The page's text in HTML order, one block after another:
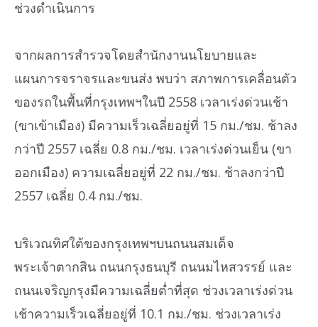
ช่วงดำเนินการ
จากผลการสำรวจโดยสำนักงานนโยบายและ
แผนการจราจรและขนส่ง พบว่า สภาพการเคลื่อนตัว
ของรถในพื้นที่กรุงเทพฯในปี 2558 เวลาเร่งด่วนเช้า
(ขาเข้าเมือง) มีความเร็วเฉลี่ยอยู่ที่ 15 กม./ชม. ช้าลง
กว่าปี 2557 เฉลี่ย 0.8 กม./ชม. เวลาเร่งด่วนเย็น (ขา
ออกเมือง) ความเฉลี่ยอยู่ที่ 22 กม./ชม. ช้าลงกว่าปี
2557 เฉลี่ย 0.4 กม./ชม.
บริเวณทิศใต้ของกรุงเทพฯบนถนนสมเด็จ
พระเจ้าตากสิน ถนนกรุงธนบุรี ถนนมไหสวรรย์ และ
ถนนเจริญกรุงมีความเฉลี่ยต่ำที่สุด ช่วงเวลาเร่งด่วน
เช้าความเร็วเฉลี่ยอยู่ที่ 10.1 กม./ชม. ช่วงเวลาเร่ง